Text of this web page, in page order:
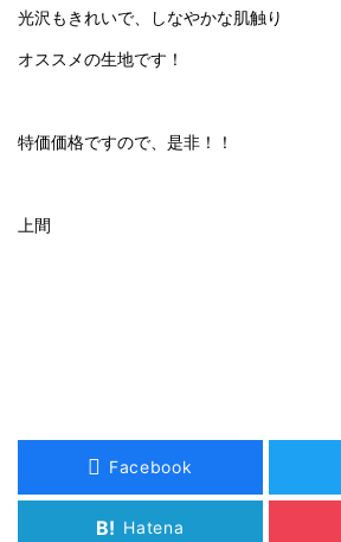
光沢もきれいで、しなやかな肌触り
オススメの生地です！
特価価格ですので、是非！！
上間
Facebook
B! Hatena